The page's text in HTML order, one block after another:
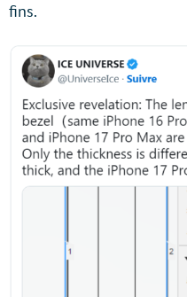
fins.